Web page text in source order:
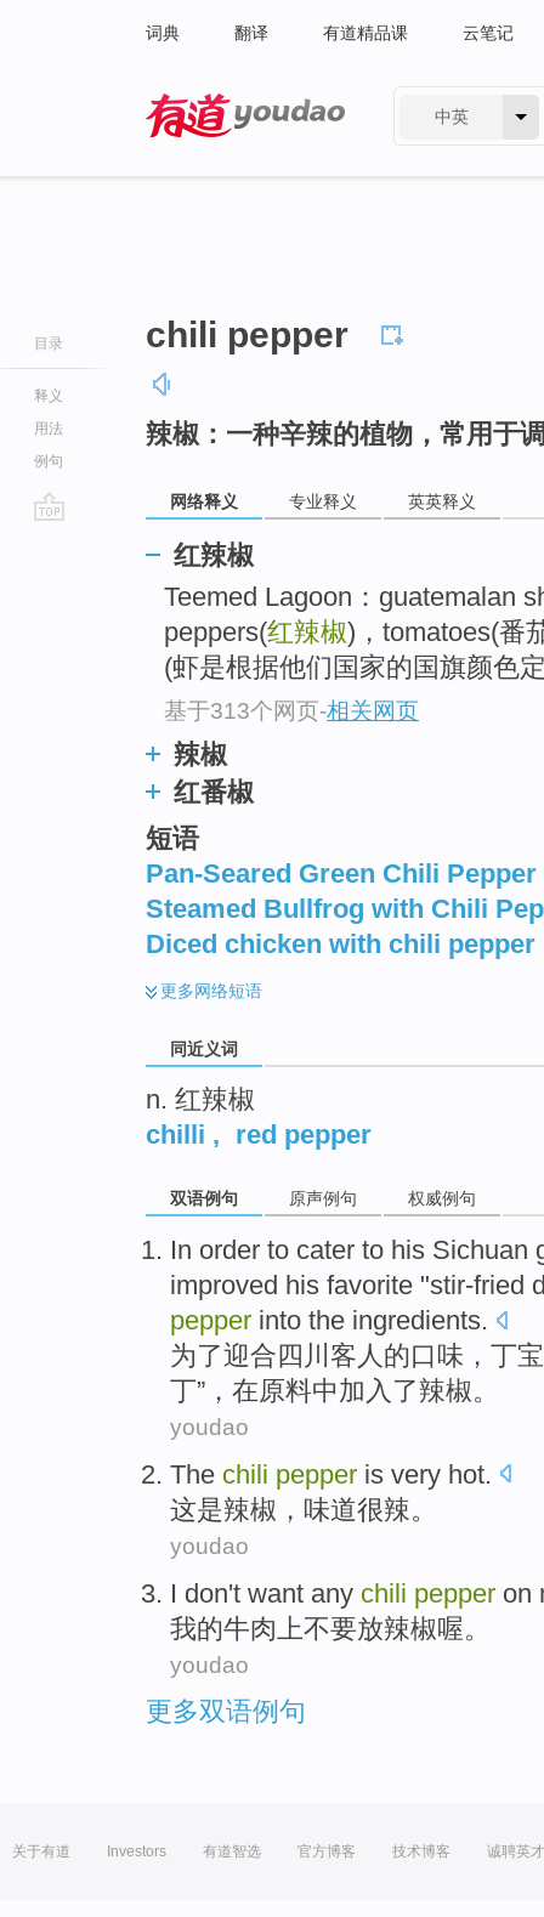
词典 翻译 有道精品课 云笔记
中英
目录
释义
用法
例句
chili pepper
辣椒：一种辛辣的植物，常用于
网络释义 专业释义 英英释义
红辣椒
Teemed Lagoon：guatemalan
peppers(红辣椒)，tomatoes(番
(虾是根据他们国家的国旗颜色
基于313个网页-相关网页
辣椒
红番椒
短语
Pan-Seared Green Chili Pepper
Steamed Bullfrog with Chili
Diced chicken with chili pepper
更多网络短语
同近义词
n. 红辣椒
chilli , red pepper
双语例句 原声例句 权威例句
In order to cater to his Sichuan
improved his favorite "stir-fried
pepper into the ingredients.
为了迎合四川 客人 的口味 ， 丁
丁”， 在原料中加入了辣椒。
youdao
The chili pepper is very hot.
这是辣椒 ，味道很辣。
youdao
I don't want any chili pepper on
我的牛肉 上不要放辣椒喔。
youdao
更多双语例句
关于有道 Investors 有道智选 官方博客 技术博客 诚聘英才